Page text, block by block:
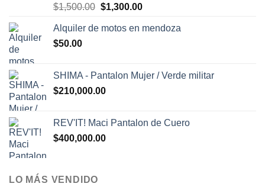
$1,500.00 El
original
$1,300.00El
actual
Alquiler de motos en mendoza
$50.00
SHIMA - Pantalon Mujer / Verde militar
$210,000.00
REV'IT! Maci Pantalon de Cuero
$400,000.00
LO MÁS VENDIDO